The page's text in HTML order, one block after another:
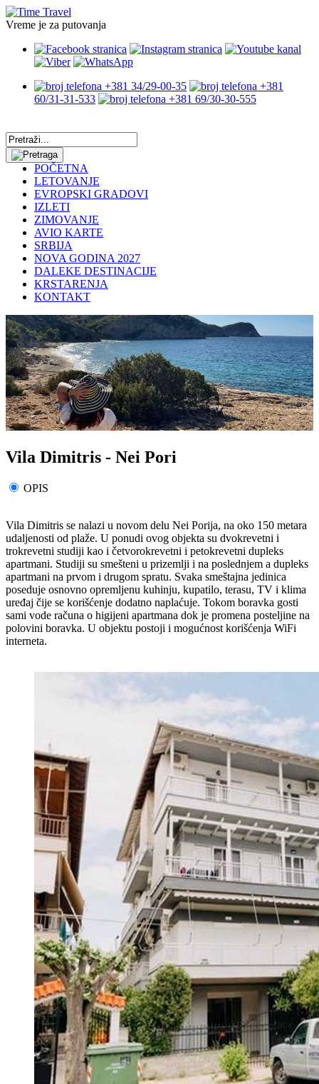
Vreme je za putovanja
+381 34/29-00-35
+381
60/31-31-533
+381 69/30-30-555
POČETNA
LETOVANJE
EVROPSKI GRADOVI
IZLETI
ZIMOVANJE
AVIO KARTE
SRBIJA
NOVA GODINA 2027
DALEKE DESTINACIJE
KRSTARENJA
KONTAKT
Vila Dimitris - Nei Pori
OPIS
Vila Dimitris se nalazi u novom delu Nei Porija, na oko 150 metara
udaljenosti od plaže. U ponudi ovog objekta su dvokrevetni i
trokrevetni studiji kao i četvorokrevetni i petokrevetni dupleks
apartmani. Studiji su smešteni u prizemlji i na poslednjem a dupleks
apartmani na prvom i drugom spratu. Svaka smeštajna jedinica
poseduje osnovno opremljenu kuhinju, kupatilo, terasu, TV i klima
uređaj čije se korišćenje dodatno naplaćuje. Tokom boravka gosti
sami vode računa o higijeni apartmana dok je promena posteljine na
polovini boravka. U objektu postoji i mogućnost korišćenja WiFi
interneta.